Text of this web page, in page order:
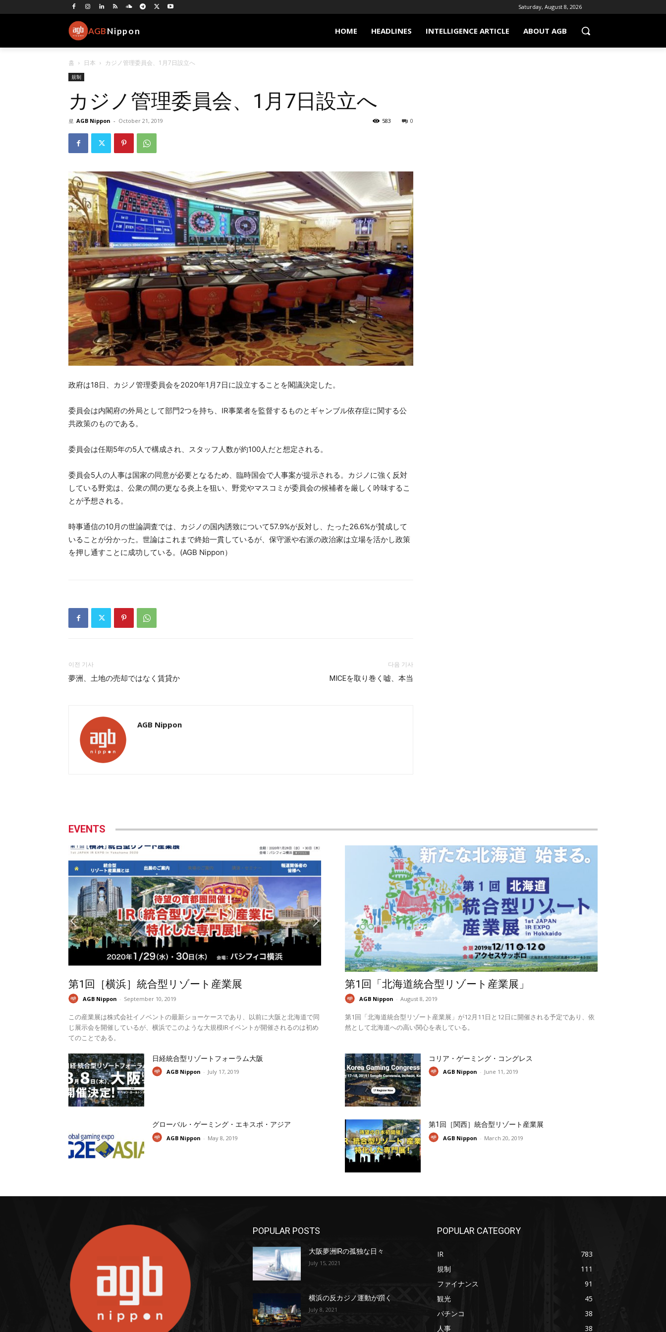
Saturday, August 8, 2026
AGBNippon HOME HEADLINES INTELLIGENCE ARTICLE ABOUT AGB
홈 日本 カジノ管理委員会、1月7日設立へ
規制
カジノ管理委員会、1月7日設立へ
로 AGB Nippon - October 21, 2019 0
583
政府は18日、カジノ管理委員会を2020年1月7日に設立することを閣議決定した。
委員会は内閣府の外局として部門2つを持ち、IR事業者を監督するものとギャンブル依存症に関する公
共政策のものである。
委員会は任期5年の5人で構成され、スタッフ人数が約100人だと想定される。
委員会5人の人事は国家の同意が必要となるため、臨時国会で人事案が提示される。カジノに強く反対
している野党は、公衆の間の更なる炎上を狙い、野党やマスコミが委員会の候補者を厳しく吟味するこ
とが予想される。
時事通信の10月の世論調査では、カジノの国内誘致について57.9%が反対し、たった26.6%が賛成して
いることが分かった。世論はこれまで終始一貫しているが、保守派や右派の政治家は立場を活かし政策
を押し通すことに成功している。(AGB Nippon）
이전 기사
夢洲、土地の売却ではなく賃貸か
다음 기사
MICEを取り巻く嘘、本当
AGB Nippon
EVENTS
第1回［横浜］統合型リゾート産業展
AGB Nippon - September 10, 2019
この産業展は株式会社イノベントの最新ショーケースであり、以前に大阪と北海道で同
じ展示会を開催しているが、横浜でこのような大規模IRイベントが開催されるのは初め
てのことである。
第1回「北海道統合型リゾート産業展」
AGB Nippon - August 8, 2019
第1回「北海道統合型リゾート産業展」が12月11日と12日に開催される予定であり、依
然として北海道への高い関心を表している。
日経統合型リゾートフォーラム大阪
AGB Nippon - July 17, 2019
コリア・ゲーミング・コングレス
AGB Nippon - June 11, 2019
グローバル・ゲーミング・エキスポ・アジア
AGB Nippon - May 8, 2019
第1回［関西］統合型リゾート産業展
AGB Nippon - March 20, 2019
POPULAR POSTS
大阪夢洲IRの孤独な日々
July 15, 2021
横浜の反カジノ運動が躓く
July 8, 2021
POPULAR CATEGORY
IR
783
規制
111
ファイナンス
91
観光
45
パチンコ
38
人事
38